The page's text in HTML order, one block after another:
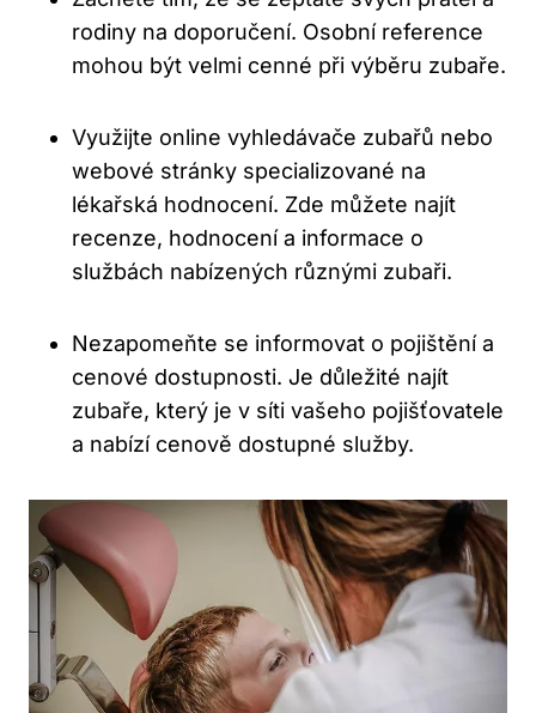
rodiny na doporučení. Osobní reference
mohou být velmi cenné při výběru zubaře.
Využijte online vyhledávače zubařů nebo
webové stránky specializované na
lékařská hodnocení. Zde můžete najít
recenze, hodnocení a informace o
službách nabízených různými zubaři.
Nezapomeňte se informovat o pojištění a
cenové dostupnosti. Je důležité najít
zubaře, který je v síti vašeho pojišťovatele
a nabízí cenově dostupné služby.